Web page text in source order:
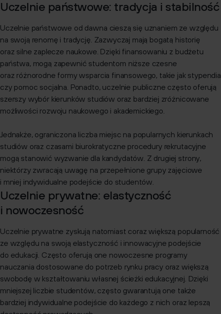
Uczelnie państwowe: tradycja i stabilność
Uczelnie państwowe od dawna cieszą się uznaniem ze względu
na swoją renomę i tradycję. Zazwyczaj mają bogatą historię
oraz silne zaplecze naukowe. Dzięki finansowaniu z budżetu
państwa, mogą zapewnić studentom niższe czesne
oraz różnorodne formy wsparcia finansowego, takie jak stypendia
czy pomoc socjalna. Ponadto, uczelnie publiczne często oferują
szerszy wybór kierunków studiów oraz bardziej zróżnicowane
możliwości rozwoju naukowego i akademickiego.
Jednakże, ograniczona liczba miejsc na popularnych kierunkach
studiów oraz czasami biurokratyczne procedury rekrutacyjne
mogą stanowić wyzwanie dla kandydatów. Z drugiej strony,
niektórzy zwracają uwagę na przepełnione grupy zajęciowe
i mniej indywidualne podejście do studentów.
Uczelnie prywatne: elastyczność
i nowoczesność
Uczelnie prywatne zyskują natomiast coraz większą popularność
ze względu na swoją elastyczność i innowacyjne podejście
do edukacji. Często oferują one nowoczesne programy
nauczania dostosowane do potrzeb rynku pracy oraz większą
swobodę w kształtowaniu własnej ścieżki edukacyjnej. Dzięki
mniejszej liczbie studentów, często gwarantują one także
bardziej indywidualne podejście do każdego z nich oraz lepszą